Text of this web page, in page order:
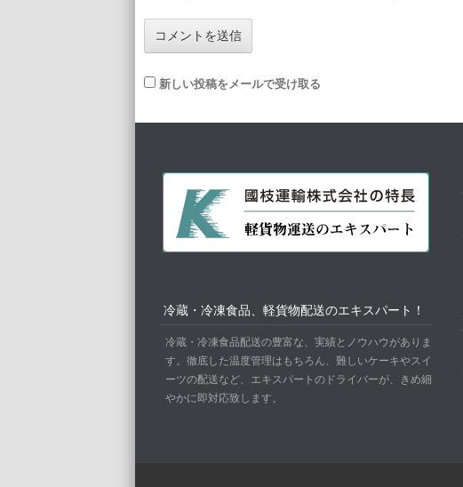
新しい投稿をメールで受け取る
冷蔵・冷凍食品、軽貨物配送のエキスパート！
冷蔵・冷凍食品配送の豊富な、実績とノウハウがありま
す。徹底した温度管理はもちろん、難しいケーキやスイ
ーツの配送など、エキスパートのドライバーが、きめ細
やかに即対応致します。